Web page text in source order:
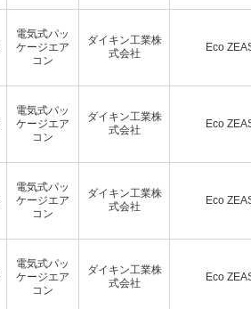
電気式パッ
ケージエア
コン
ダイキン工業株
式会社
Eco
電気式パッ
ケージエア
コン
ダイキン工業株
式会社
Eco
電気式パッ
ケージエア
コン
ダイキン工業株
式会社
Eco
電気式パッ
ケージエア
コン
ダイキン工業株
式会社
Eco